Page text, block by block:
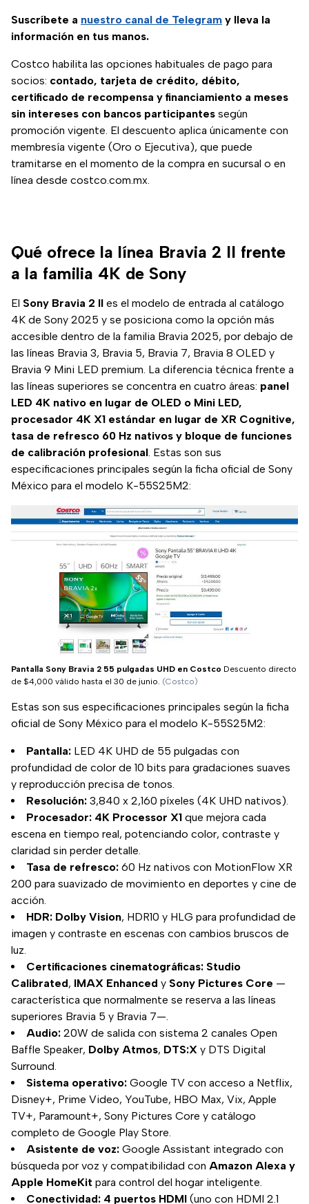
Suscríbete a nuestro canal de Telegram y lleva la
información en tus manos.
Costco habilita las opciones habituales de pago para
socios: contado, tarjeta de crédito, débito,
certificado de recompensa y financiamiento a meses
sin intereses con bancos participantes según
promoción vigente. El descuento aplica únicamente con
membresía vigente (Oro o Ejecutiva), que puede
tramitarse en el momento de la compra en sucursal o en
línea desde costco.com.mx.
Qué ofrece la línea Bravia 2 II frente
a la familia 4K de Sony
El Sony Bravia 2 II es el modelo de entrada al catálogo
4K de Sony 2025 y se posiciona como la opción más
accesible dentro de la familia Bravia 2025, por debajo de
las líneas Bravia 3, Bravia 5, Bravia 7, Bravia 8 OLED y
Bravia 9 Mini LED premium. La diferencia técnica frente a
las líneas superiores se concentra en cuatro áreas: panel
LED 4K nativo en lugar de OLED o Mini LED,
procesador 4K X1 estándar en lugar de XR Cognitive,
tasa de refresco 60 Hz nativos y bloque de funciones
de calibración profesional. Estas son sus
especificaciones principales según la ficha oficial de Sony
México para el modelo K-55S25M2:
Pantalla Sony Bravia 2 55 pulgadas UHD en Costco Descuento directo
de $4,000 válido hasta el 30 de junio. (Costco)
Estas son sus especificaciones principales según la ficha
oficial de Sony México para el modelo K-55S25M2:
Pantalla: LED 4K UHD de 55 pulgadas con
profundidad de color de 10 bits para gradaciones suaves
y reproducción precisa de tonos.
Resolución: 3,840 x 2,160 píxeles (4K UHD nativos).
Procesador: 4K Processor X1 que mejora cada
escena en tiempo real, potenciando color, contraste y
claridad sin perder detalle.
Tasa de refresco: 60 Hz nativos con MotionFlow XR
200 para suavizado de movimiento en deportes y cine de
acción.
HDR: Dolby Vision, HDR10 y HLG para profundidad de
imagen y contraste en escenas con cambios bruscos de
luz.
Certificaciones cinematográficas: Studio
Calibrated, IMAX Enhanced y Sony Pictures Core —
característica que normalmente se reserva a las líneas
superiores Bravia 5 y Bravia 7—.
Audio: 20W de salida con sistema 2 canales Open
Baffle Speaker, Dolby Atmos, DTS:X y DTS Digital
Surround.
Sistema operativo: Google TV con acceso a Netflix,
Disney+, Prime Video, YouTube, HBO Max, Vix, Apple
TV+, Paramount+, Sony Pictures Core y catálogo
completo de Google Play Store.
Asistente de voz: Google Assistant integrado con
búsqueda por voz y compatibilidad con Amazon Alexa y
Apple HomeKit para control del hogar inteligente.
Conectividad: 4 puertos HDMI (uno con HDMI 2.1